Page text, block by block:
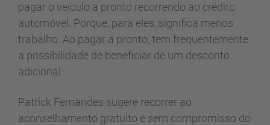
pagar o veículo a pronto recorrendo ao crédito
automóvel. Porque, para eles, significa menos
trabalho. Ao pagar a pronto, tem frequentemente
a possibilidade de beneficiar de um desconto
adicional.
Patrick Fernandes sugere recorrer ao
aconselhamento gratuito e sem compromisso do